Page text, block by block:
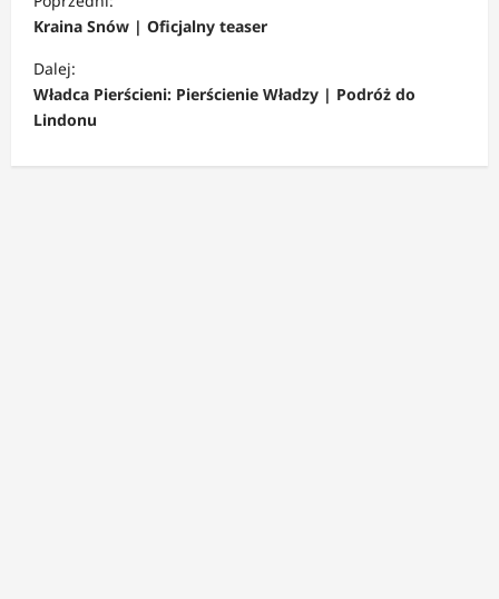
o
b
a
c
z
Kraina Snów | Oficjalny teaser
Dalej:
Władca Pierścieni: Pierścienie Władzy | Podróż do
Lindonu